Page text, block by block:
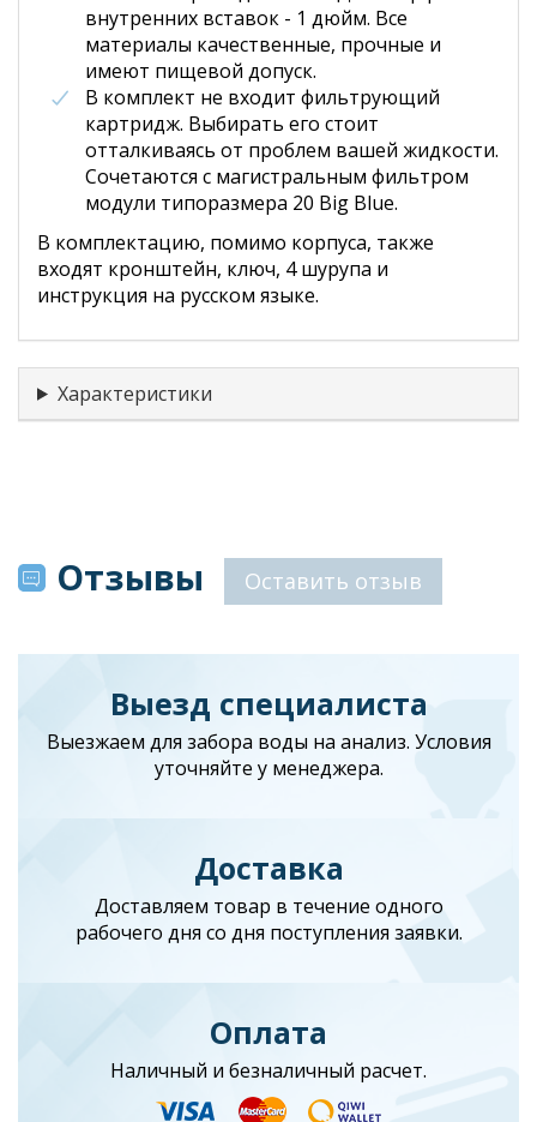
внутренних вставок - 1 дюйм. Все
материалы качественные, прочные и
имеют пищевой допуск.
В комплект не входит фильтрующий
картридж. Выбирать его стоит
отталкиваясь от проблем вашей жидкости.
Сочетаются с магистральным фильтром
модули типоразмера 20 Big Blue.
В комплектацию, помимо корпуса, также
входят кронштейн, ключ, 4 шурупа и
инструкция на русском языке.
Характеристики
Отзывы Оставить отзыв
Выезд специалиста
Выезжаем для забора воды на анализ. Условия
уточняйте у менеджера.
Доставка
Доставляем товар в течение одного
рабочего дня со дня поступления заявки.
Оплата
Наличный и безналичный расчет.